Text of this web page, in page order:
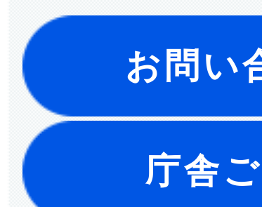
お問い
庁舎